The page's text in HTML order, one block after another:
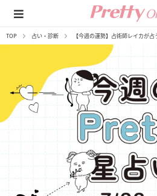
TOP 占い・診断 【今週の運勢】占術師レイカが